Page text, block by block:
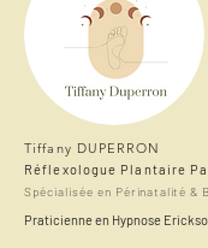
Tiffany DUPERRON
Réflexologue Plantaire
Spécialisée en Périnatalité &
Praticienne en Hypnose